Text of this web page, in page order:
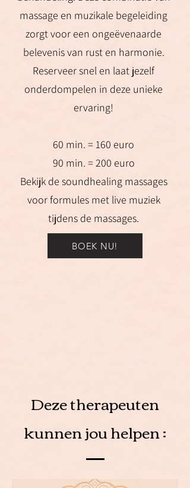
massage en muzikale begeleiding
zorgt voor een ongeëvenaarde
belevenis van rust en harmonie.
Reserveer snel en laat jezelf
onderdompelen in deze unieke
ervaring!
60 min. = 160 euro
90 min. = 200 euro
Bekijk de soundhealing massages
voor formules met live muziek
tijdens de massages.
BOEK NU!
Deze therapeuten
kunnen jou helpen :